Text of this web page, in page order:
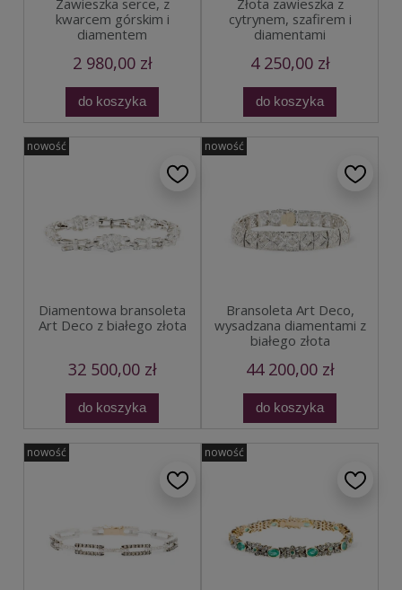
kwarcem górskim i
diamentem
2 980,00 zł
do koszyka
cytrynem, szafirem i
diamentami
4 250,00 zł
do koszyka
Diamentowa bransoleta
Art Deco z białego złota
32 500,00 zł
do koszyka
nowość
Bransoleta Art Deco,
wysadzana diamentami z
białego złota
44 200,00 zł
do koszyka
nowość
nowość nowość